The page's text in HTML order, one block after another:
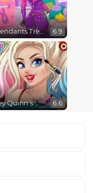
Descendants Trendsetters 6.9
Harley Quinn's Modern Makeover 6.6